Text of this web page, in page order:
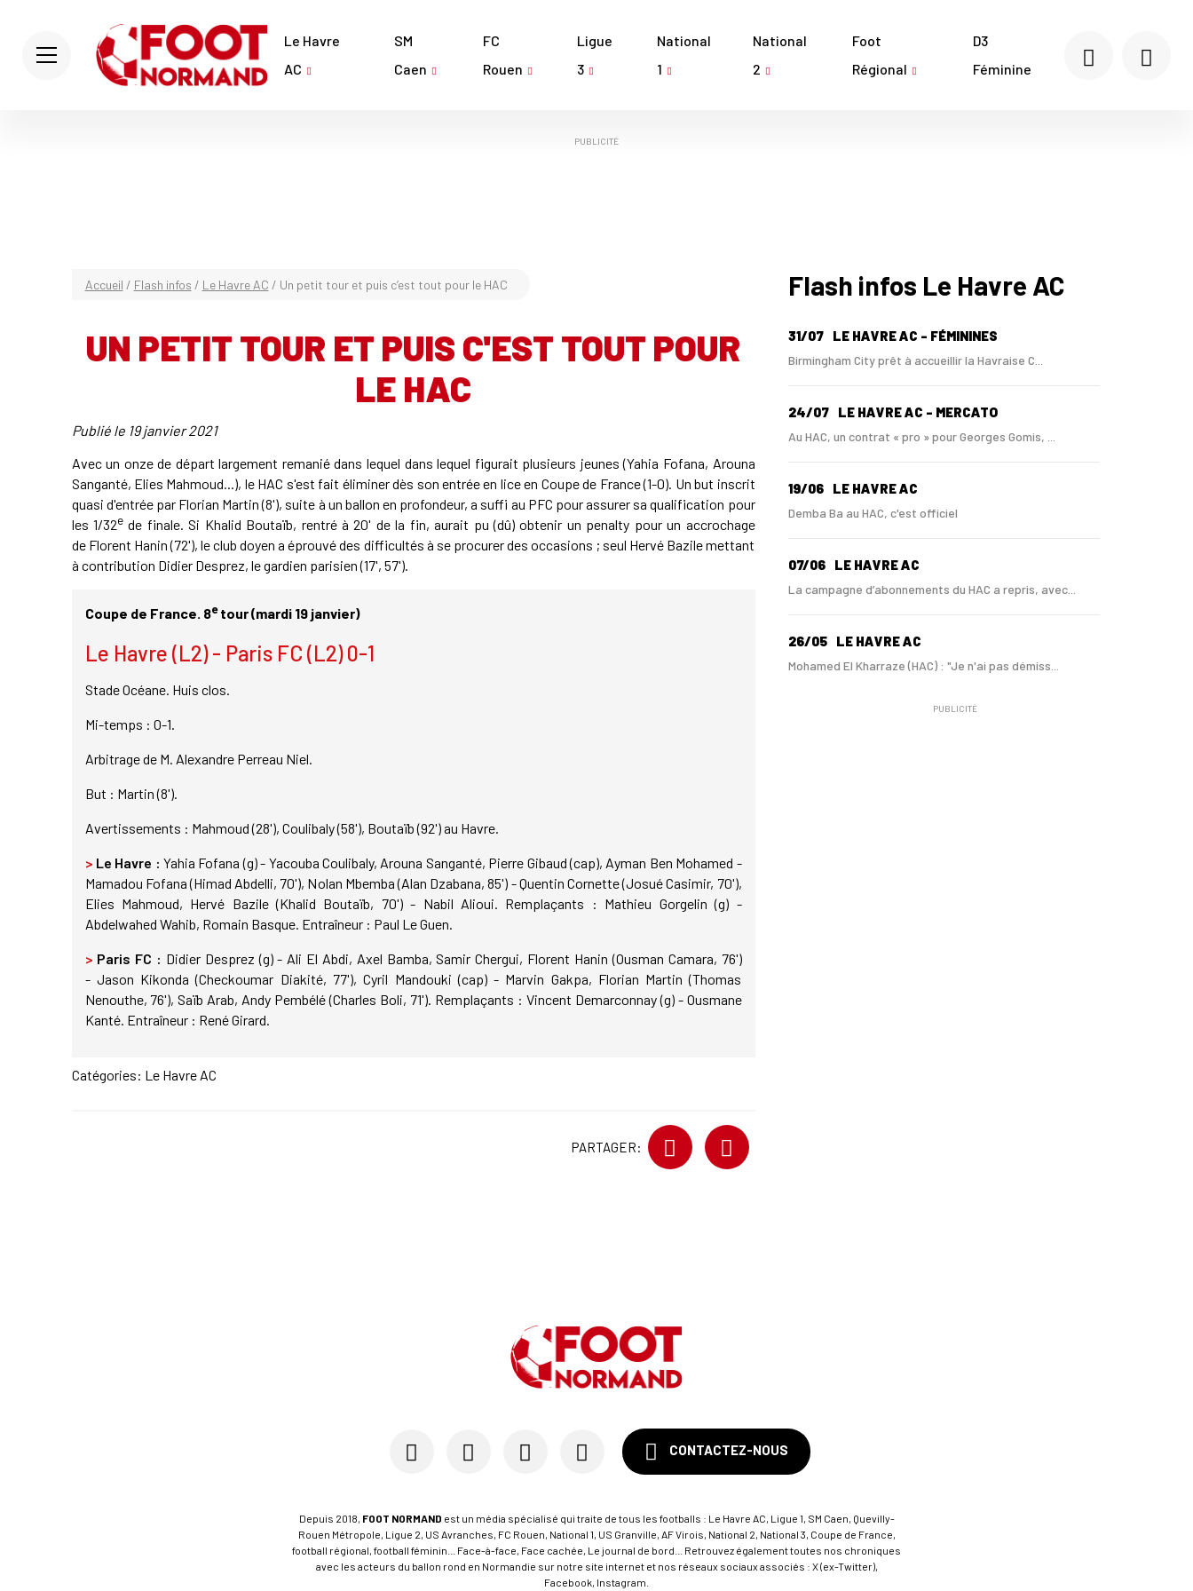
Le Havre
AC
SM
Caen
FC
Rouen
Ligue
3
National
1
National
2
Foot
Régional
D3
Féminine
PUBLICITÉ
Accueil / Flash infos / Le Havre AC / Un petit tour et puis c’est tout pour le HAC
UN PETIT TOUR ET PUIS C'EST TOUT POUR
LE HAC
Publié le 19 janvier 2021
Avec un onze de départ largement remanié dans lequel dans lequel figurait plusieurs jeunes (Yahia Fofana, Arouna
Sanganté, Elies Mahmoud...), le HAC s'est fait éliminer dès son entrée en lice en Coupe de France (1-0). Un but inscrit
quasi d'entrée par Florian Martin (8'), suite à un ballon en profondeur, a suffi au PFC pour assurer sa qualification pour
les 1/32ede finale. Si Khalid Boutaïb, rentré à 20' de la fin, aurait pu (dû) obtenir un penalty pour un accrochage
de Florent Hanin (72'), le club doyen a éprouvé des difficultés à se procurer des occasions ; seul Hervé Bazile mettant
à contribution Didier Desprez, le gardien parisien (17', 57').
Coupe de France. 8etour (mardi 19 janvier)
Le Havre (L2) - Paris FC (L2) 0-1
Stade Océane. Huis clos.
Mi-temps : 0-1.
Arbitrage de M. Alexandre Perreau Niel.
But : Martin (8').
Avertissements : Mahmoud (28'), Coulibaly (58'), Boutaïb (92') au Havre.
> Le Havre : Yahia Fofana (g) - Yacouba Coulibaly, Arouna Sanganté, Pierre Gibaud (cap), Ayman Ben Mohamed -
Mamadou Fofana (Himad Abdelli, 70'), Nolan Mbemba (Alan Dzabana, 85') - Quentin Cornette (Josué Casimir, 70'),
Elies Mahmoud, Hervé Bazile (Khalid Boutaïb, 70') - Nabil Alioui. Remplaçants : Mathieu Gorgelin (g) -
Abdelwahed Wahib, Romain Basque. Entraîneur : Paul Le Guen.
> Paris FC : Didier Desprez (g) - Ali El Abdi, Axel Bamba, Samir Chergui, Florent Hanin (Ousman Camara, 76')
- Jason Kikonda (Checkoumar Diakité, 77'), Cyril Mandouki (cap) - Marvin Gakpa, Florian Martin (Thomas
Nenouthe, 76'), Saïb Arab, Andy Pembélé (Charles Boli, 71'). Remplaçants : Vincent Demarconnay (g) - Ousmane
Kanté. Entraîneur : René Girard.
Catégories: Le Havre AC
PARTAGER:
Flash infos Le Havre AC
31/07 LE HAVRE AC - FÉMININES
Birmingham City prêt à accueillir la Havraise C...
24/07 LE HAVRE AC - MERCATO
Au HAC, un contrat « pro » pour Georges Gomis, ...
19/06 LE HAVRE AC
Demba Ba au HAC, c'est officiel
07/06 LE HAVRE AC
La campagne d’abonnements du HAC a repris, avec...
26/05 LE HAVRE AC
Mohamed El Kharraze (HAC) : "Je n'ai pas démiss...
PUBLICITÉ
CONTACTEZ-NOUS
Depuis 2018, FOOT NORMAND est un média spécialisé qui traite de tous les footballs : Le Havre AC, Ligue 1, SM Caen, Quevilly-
Rouen Métropole, Ligue 2, US Avranches, FC Rouen, National 1, US Granville, AF Virois, National 2, National 3, Coupe de France,
football régional, football féminin... Face-à-face, Face cachée, Le journal de bord... Retrouvez également toutes nos chroniques
avec les acteurs du ballon rond en Normandie sur notre site internet et nos réseaux sociaux associés : X (ex-Twitter),
Facebook, Instagram.